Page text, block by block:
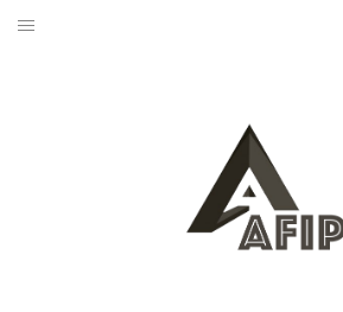
Aller